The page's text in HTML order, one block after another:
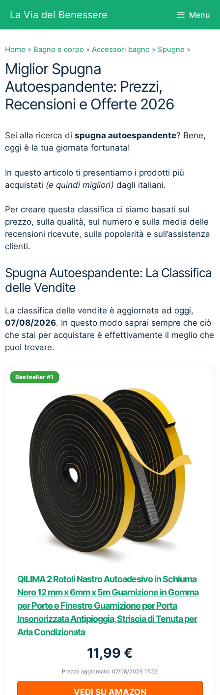
contenuto
La Via del Benessere Menu
Home » Bagno e corpo » Accessori bagno » Spugne »
Miglior Spugna
Autoespandente: Prezzi,
Recensioni e Offerte 2026
Sei alla ricerca di spugna autoespandente? Bene,
oggi è la tua giornata fortunata!
In questo articolo ti presentiamo i prodotti più
acquistati (e quindi migliori) dagli italiani.
Per creare questa classifica ci siamo basati sul
prezzo, sulla qualità, sul numero e sulla media delle
recensioni ricevute, sulla popolarità e sull’assistenza
clienti.
Spugna Autoespandente: La Classifica
delle Vendite
La classifica delle vendite è aggiornata ad oggi,
07/08/2026. In questo modo saprai sempre che ciò
che stai per acquistare è effettivamente il meglio che
puoi trovare.
Bestseller #1
QILIMA 2 Rotoli Nastro Autoadesivo in Schiuma
Nero 12 mm x 6mm x 5m Guarnizione in Gomma
per Porte e Finestre Guarnizione per Porta
Insonorizzata Antipioggia, Striscia di Tenuta per
Aria Condizionata
11,99 €
Prezzo aggiornato: 07/08/2026 17:52
VEDI SU AMAZON